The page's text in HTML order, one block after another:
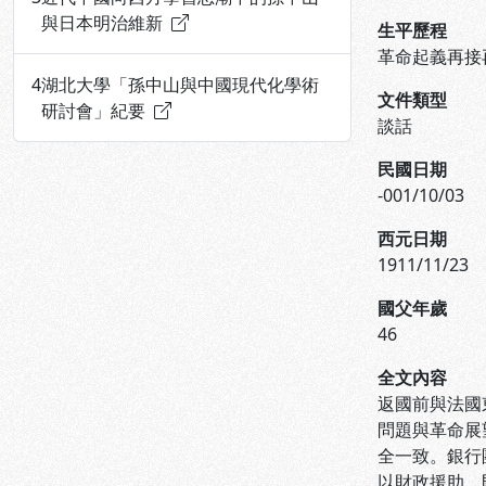
與日本明治維新
4湖北大學「孫中山與中國現代化學術
研討會」紀要
生平歷程
革命起義再
文件類型
談話
民國日期
-001/10/03
西元日期
1911/11/23
國父年歲
46
全文內容
返國前與法
問題與革命
全一致。銀